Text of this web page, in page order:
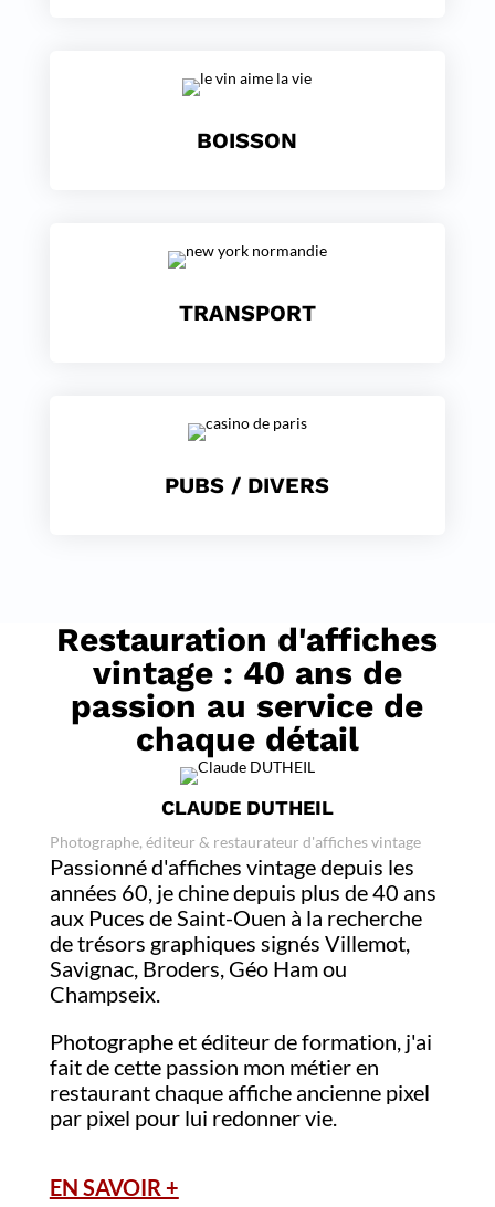
BOISSON
TRANSPORT
PUBS / DIVERS
Restauration d'affiches
vintage : 40 ans de
passion au service de
chaque détail
CLAUDE DUTHEIL
Photographe, éditeur & restaurateur d'affiches vintage
Passionné d'affiches vintage depuis les
années 60, je chine depuis plus de 40 ans
aux Puces de Saint-Ouen à la recherche
de trésors graphiques signés Villemot,
Savignac, Broders, Géo Ham ou
Champseix.
Photographe et éditeur de formation, j'ai
fait de cette passion mon métier en
restaurant chaque affiche ancienne pixel
par pixel pour lui redonner vie.
EN SAVOIR +